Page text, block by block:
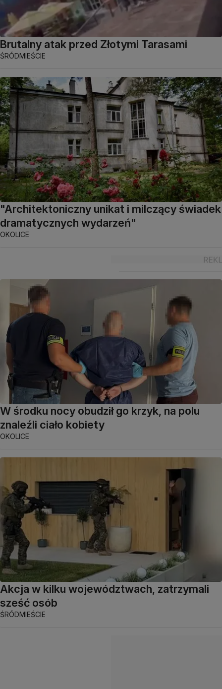
Brutalny atak przed Złotymi Tarasami
ŚRÓDMIEŚCIE
"Architektoniczny unikat i milczący świadek
dramatycznych wydarzeń"
OKOLICE
W środku nocy obudził go krzyk, na polu
znaleźli ciało kobiety
OKOLICE
Akcja w kilku województwach, zatrzymali
sześć osób
ŚRÓDMIEŚCIE